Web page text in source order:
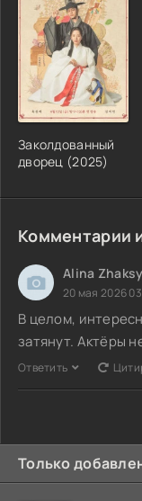
Заколдованный
дворец (2025)
Комментарии
Alina
20 мая 2026
В целом,
затянут. Актёры
Ответить
Только